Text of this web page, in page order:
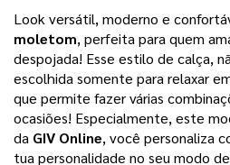
Look versátil, moderno e
moletom, perfeita para quem
despojada! Esse estilo de calça,
escolhida somente para relaxar
que permite fazer várias
ocasiões! Especialmente, este
da GIV Online, você personaliza
tua personalidade no seu modo